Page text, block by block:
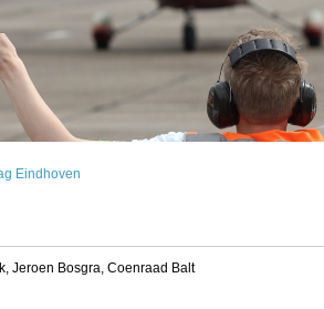
Eindhoven
Jeroen Bosgra, Coenraad Balt